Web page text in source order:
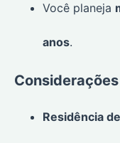
Você planeja
anos.
Residência